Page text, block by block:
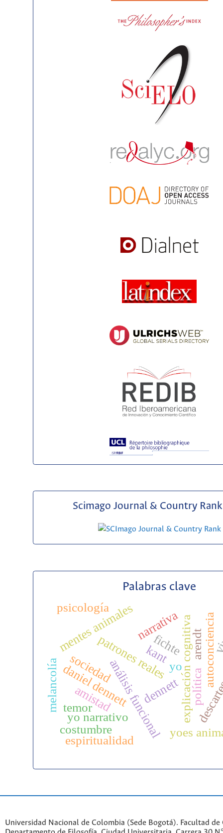
Scimago Journal & Country Rank
Palabras clave
dennettexplicación cognitiva
análisis funcional
daniel dennett yo
narrativa
patrones reales autoconciencia
yoes
mentes animales
yo narrativo
psicología
política
amistad
sociedad
costumbre
melancolía temor
espiritualidad
kant
fichte arendt
Universidad Nacional de Colombia (Sede Bogotá). Facultad de